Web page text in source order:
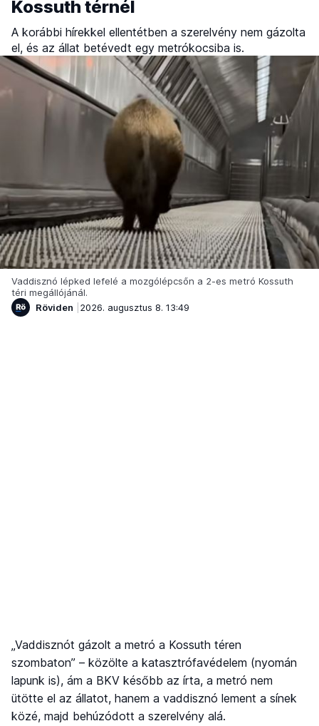
Kossuth térnél
A korábbi hírekkel ellentétben a szerelvény nem gázolta
el, és az állat betévedt egy metrókocsiba is.
Vaddisznó lépked lefelé a mozgólépcsőn a 2-es metró Kossuth
téri megállójánál.
Röviden
2026. augusztus 8. 13:49
„Vaddisznót gázolt a metró a Kossuth téren
szombaton” – közölte a katasztrófavédelem (nyomán
lapunk is), ám a BKV később az írta, a metró nem
ütötte el az állatot, hanem a vaddisznó lement a sínek
közé, majd behúzódott a szerelvény alá.